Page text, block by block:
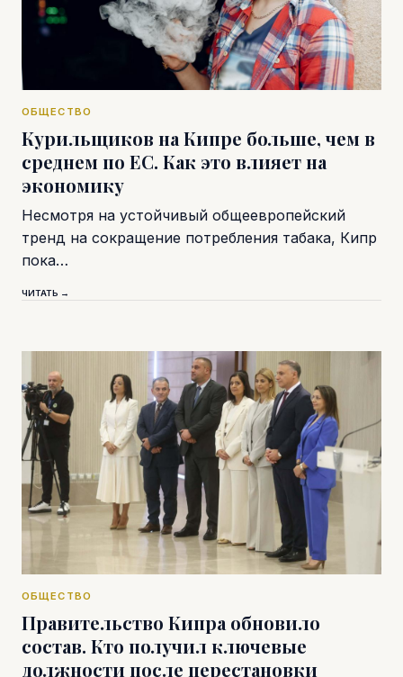
ОБЩЕСТВО
Курильщиков на Кипре больше, чем в
среднем по ЕС. Как это влияет на
экономику
Несмотря на устойчивый общеевропейский
тренд на сокращение потребления табака, Кипр
пока…
ЧИТАТЬ →
ОБЩЕСТВО
Правительство Кипра обновило
состав. Кто получил ключевые
должности после перестановки